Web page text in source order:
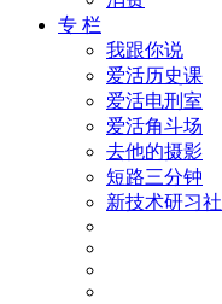
专 栏
我跟你说
爱活历史课
爱活电刑室
爱活角斗场
去他的摄影
短路三分钟
新技术研习社